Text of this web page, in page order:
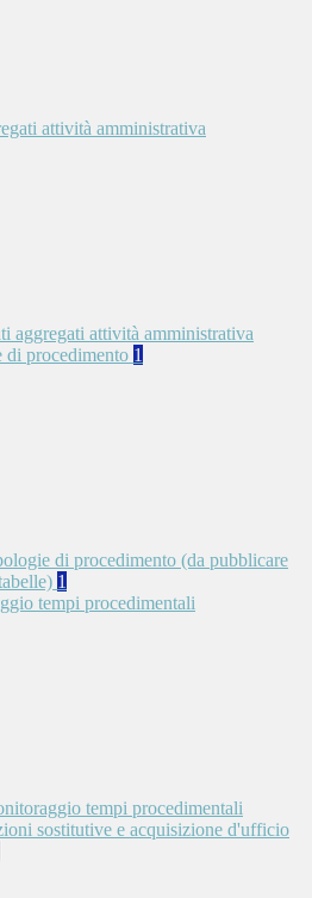
attività amministrativa
aggregati attività amministrativa
di procedimento 1
di procedimento (da pubblicare
1
tempi procedimentali
tempi procedimentali
sostitutive e acquisizione d'ufficio